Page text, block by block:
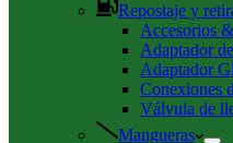
Repostaje y
Accesorios
Adaptador
Adaptador
Conexiones
Válvula de
Mangueras